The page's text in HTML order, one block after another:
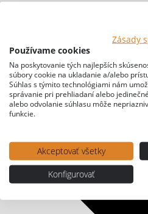
Zásady
Používame cookies
Na poskytovanie tých najlepších
súbory cookie na ukladanie a/alebo
Súhlas s týmito technológiami nám
správanie pri prehliadaní alebo
alebo odvolanie súhlasu môže
funkcie.
Akceptovať všetky
Konfigurovať